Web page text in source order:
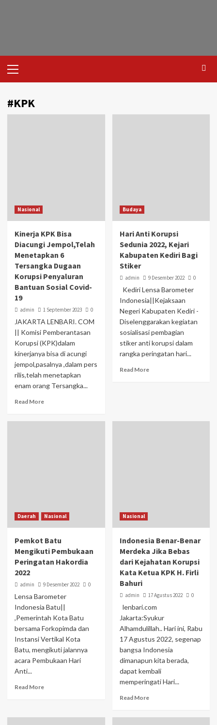
#KPK
Nasional
Kinerja KPK Bisa
Diacungi Jempol,Telah
Menetapkan 6
Tersangka Dugaan
Korupsi Penyaluran
Bantuan Sosial Covid-
19
admin 1 September 2023 0
JAKARTA LENBARI. COM
|| Komisi Pemberantasan
Korupsi (KPK)dalam
kinerjanya bisa di acungi
jempol,pasalnya ,dalam pers
rilis,telah menetapkan
enam orang Tersangka...
Read More
Budaya
Hari Anti Korupsi
Sedunia 2022, Kejari
Kabupaten Kediri Bagi
Stiker
admin 9 Desember 2022 0
Kediri Lensa Barometer
Indonesia||Kejaksaan
Negeri Kabupaten Kediri -
Diselenggarakan kegiatan
sosialisasi pembagian
stiker anti korupsi dalam
rangka peringatan hari...
Read More
Daerah Nasional
Pemkot Batu
Mengikuti Pembukaan
Peringatan Hakordia
2022
admin 9 Desember 2022 0
Lensa Barometer
Indonesia Batu||
,Pemerintah Kota Batu
bersama Forkopimda dan
Instansi Vertikal Kota
Batu, mengikuti jalannya
acara Pembukaan Hari
Anti...
Read More
Nasional
Indonesia Benar-Benar
Merdeka Jika Bebas
dari Kejahatan Korupsi
Kata Ketua KPK H. Firli
Bahuri
admin 17 Agustus 2022 0
lenbari.com
Jakarta:Syukur
Alhamdulillah.. Hari ini, Rabu
17 Agustus 2022, segenap
bangsa Indonesia
dimanapun kita berada,
dapat kembali
memperingati Hari...
Read More